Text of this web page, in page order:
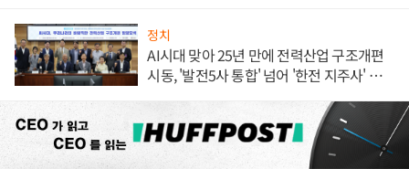
정치
AI시대 맞아 25년 만에 전력산업 구조개편
시동, '발전5사 통합' 넘어 '한전 지주사' 재편